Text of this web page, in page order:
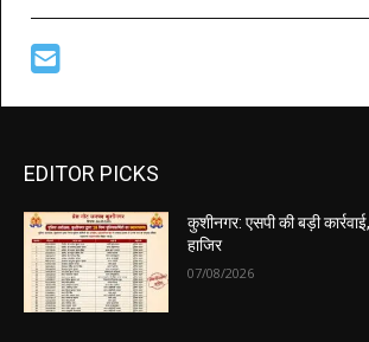
EDITOR PICKS
कुशीनगर: एसपी की बड़ी
हाजिर
07/08/2026